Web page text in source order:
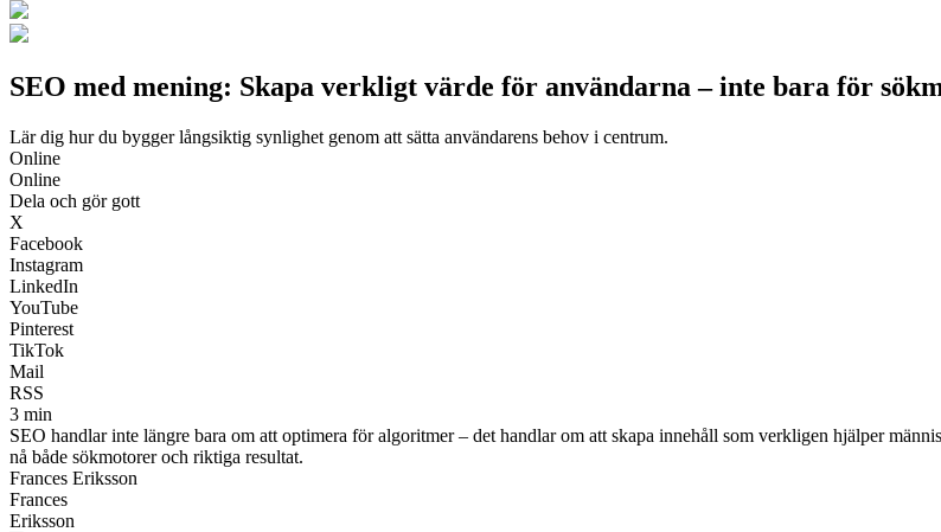
SEO med mening: Skapa verkligt värde för användarna – inte bara för
Lär dig hur du bygger långsiktig synlighet genom att sätta användarens behov i centrum.
Online
Online
Dela och gör gott
X
Facebook
Instagram
LinkedIn
YouTube
Pinterest
TikTok
Mail
RSS
3 min
SEO handlar inte längre bara om att optimera för algoritmer – det handlar om att skapa innehåll som verkligen hjälper
nå både sökmotorer och riktiga resultat.
Frances Eriksson
Frances
Eriksson